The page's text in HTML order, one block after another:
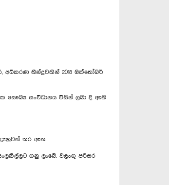
අධිකරණ තීන්දුවකින් 2018 ඔක්තෝබර්
සෞඛ්‍ය සංවිධානය විසින් ලබා දී ඇති
කර ඇත.
ගනු ලැබේ. වලංගු පරිසර